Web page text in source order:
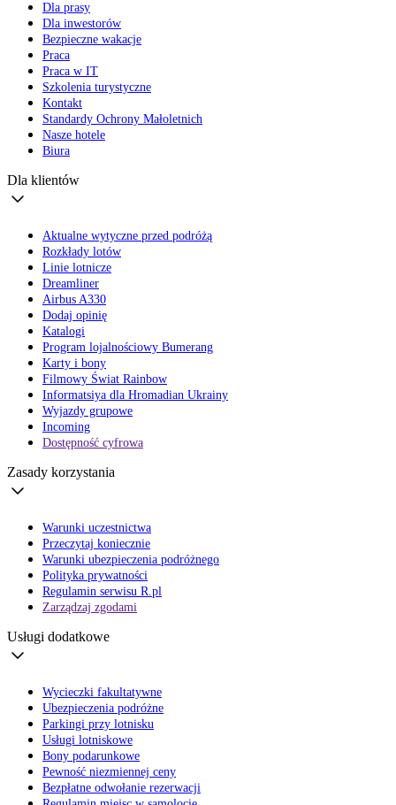
Dla prasy
Dla inwestorów
Bezpieczne wakacje
Praca
Praca w IT
Szkolenia turystyczne
Kontakt
Standardy Ochrony Małoletnich
Nasze hotele
Biura
Dla klientów
Aktualne wytyczne przed podróżą
Rozkłady lotów
Linie lotnicze
Dreamliner
Airbus A330
Dodaj opinię
Katalogi
Program lojalnościowy Bumerang
Karty i bony
Filmowy Świat Rainbow
Informatsiya dla Hromadian Ukrainy
Wyjazdy grupowe
Incoming
Dostępność cyfrowa
Zasady korzystania
Warunki uczestnictwa
Przeczytaj koniecznie
Warunki ubezpieczenia podróżnego
Polityka prywatności
Regulamin serwisu R.pl
Zarządzaj zgodami
Usługi dodatkowe
Wycieczki fakultatywne
Ubezpieczenia podróżne
Parkingi przy lotnisku
Usługi lotniskowe
Bony podarunkowe
Pewność niezmiennej ceny
Bezpłatne odwołanie rezerwacji